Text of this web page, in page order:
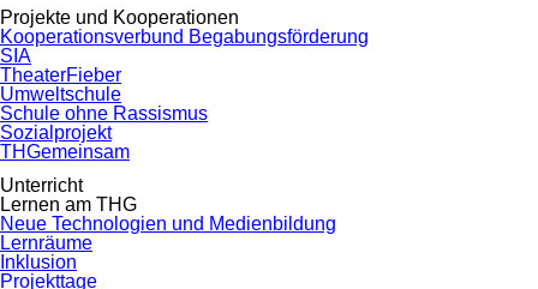
Projekte und Kooperationen
Kooperationsverbund Begabungsförderung
SIA
TheaterFieber
Umweltschule
Schule ohne Rassismus
Sozialprojekt
THGemeinsam
Unterricht
Lernen am THG
Neue Technologien und Medienbildung
Lernräume
Inklusion
Projekttage